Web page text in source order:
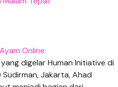
Online
digelar Human Initiative di
Sudirman, Jakarta, Ahad